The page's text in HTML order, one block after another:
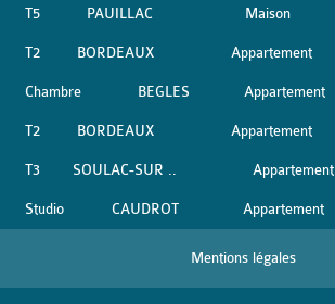
T5 PAUILLAC Maison
T2 BORDEAUX Appartement
Chambre BEGLES Appartement
T2 BORDEAUX Appartement
T3 SOULAC-SUR .. Appartement
Studio CAUDROT Appartement
Mentions légales